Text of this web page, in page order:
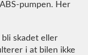
pumpen. Her
bli skadet eller
i at bilen ikke